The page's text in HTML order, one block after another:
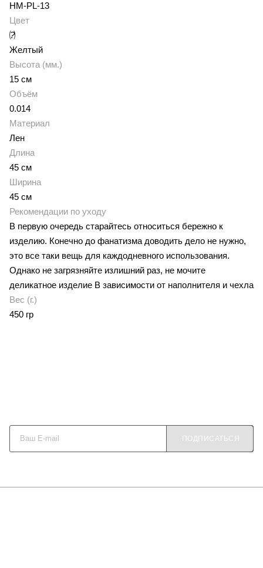
HM-PL-13
Цвет
?
Желтый
Высота (мм.)
15 см
Объём
0.014
Материал
Лен
Длина
45 см
Ширина
45 см
Рекомендации по уходу
В первую очередь старайтесь относиться бережно к
изделию. Конечно до фанатизма доводить дело не нужно,
это все таки вещь для каждодневного использования.
Однако не загрязняйте излишний раз, не мочите
деликатное изделие В зависимости от наполнителя и чехла
Вес (г.)
450 гр
ПОДПИСАТЬСЯ